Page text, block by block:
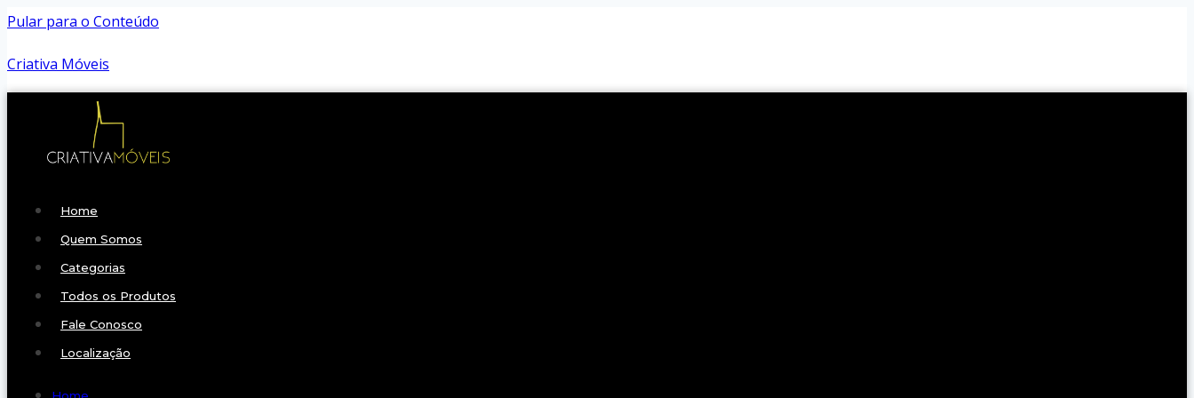
Pular para o Conteúdo
Criativa Móveis
Home
Quem Somos
Categorias
Todos os Produtos
Fale Conosco
Localização